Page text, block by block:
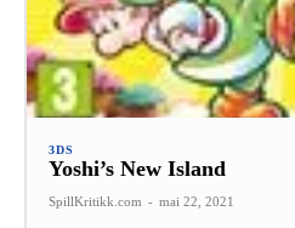
3DS
Yoshi’s New Island
SpillKritikk.com - mai 22, 2021